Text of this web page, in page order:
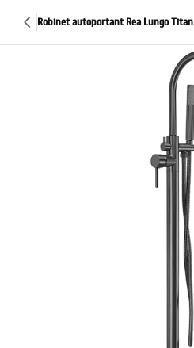
Robinet autoportant Rea Lungo Titan